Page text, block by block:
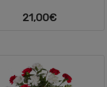
21,00€